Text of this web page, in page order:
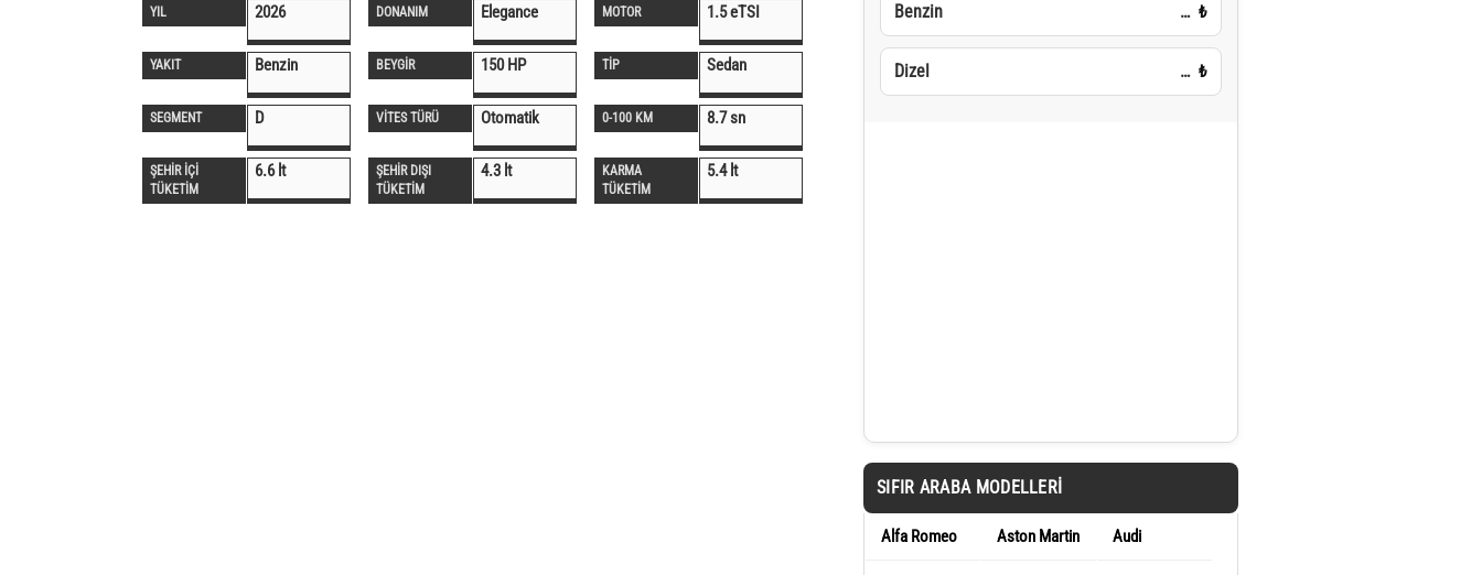
YIL 2026 DONANIM Elegance MOTOR 1.5 eTSI
YAKIT Benzin BEYGİR 150 HP TİP Sedan
SEGMENT D VİTES TÜRÜ Otomatik 0-100 KM 8.7 sn
ŞEHİR İÇİ
TÜKETİM
6.6 lt
ŞEHİR DIŞI
TÜKETİM
4.3 lt
KARMA
TÜKETİM
5.4 lt
Benzin … ₺
Dizel … ₺
SIFIR ARABA MODELLERI
Alfa Romeo Aston Martin Audi